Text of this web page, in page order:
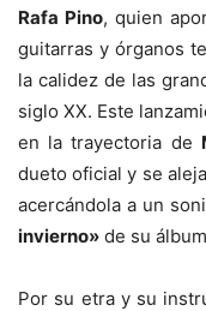
Rafa Pino, quien
guitarras y órganos
la calidez de las
siglo XX. Este
en la trayectoria de
dueto oficial y se
acercándola a un
invierno» de su
Por su etra y su